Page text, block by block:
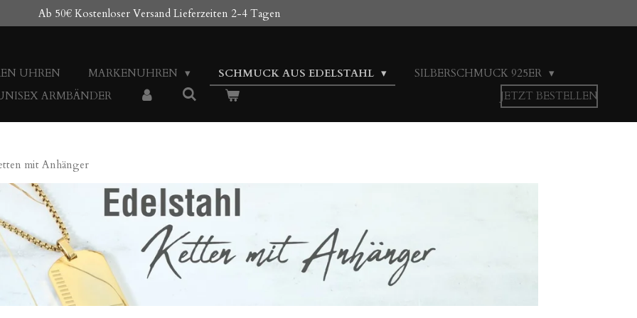
Ab 50€ Kostenloser Versand Lieferzeiten 2-4 Tagen
UHREN MARKENUHREN SCHMUCK AUS EDELSTAHL
SILBERSCHMUCK 925ER
ARMBÄNDER JETZT BESTELLEN
mit Anhänger